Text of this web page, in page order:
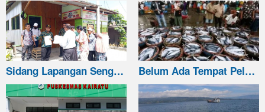
Sidang Lapangan Seng… Belum Ada Tempat Pel…